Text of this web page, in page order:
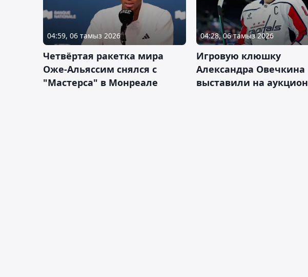
04:59, 06 тамыз 2026
Четвёртая ракетка мира
Оже-Альяссим снялся с
"Мастерса" в Монреале
04:28, 06 тамыз 2026
Игровую клюшку
Александра Овечкина
выставили на аукцион